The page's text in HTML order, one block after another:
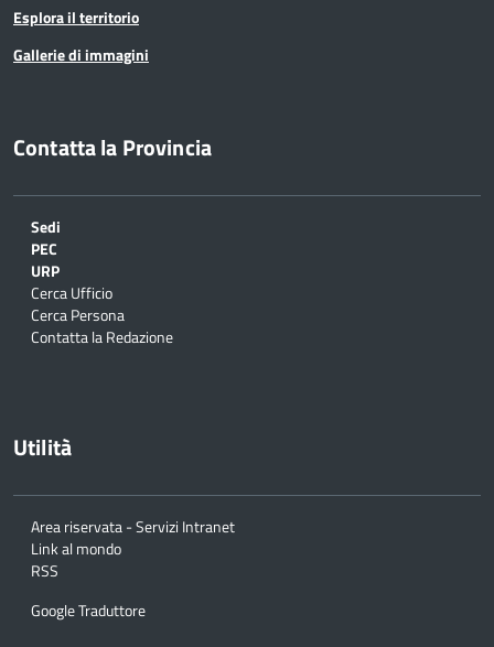
Esplora il territorio
Gallerie di immagini
Contatta la Provincia
Sedi
PEC
URP
Cerca Ufficio
Cerca Persona
Contatta la Redazione
Utilità
Area riservata - Servizi Intranet
Link al mondo
RSS
Google Traduttore